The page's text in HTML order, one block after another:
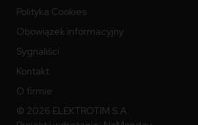
Polityka Cookies
Obowiązek informacyjny
Sygnaliści
Kontakt
O firmie
© 2026 ELEKTROTIM S.A.